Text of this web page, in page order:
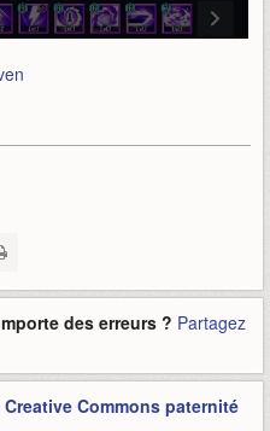
des erreurs ? Partagez
Commons paternité